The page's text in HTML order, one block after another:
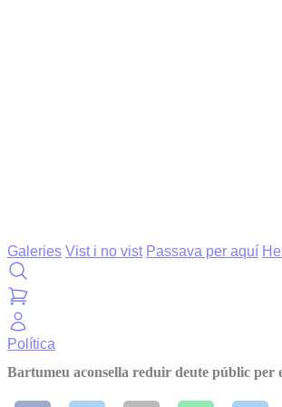
Galeries Vist i no vist Passava per aquí
Política
Bartumeu aconsella reduir deute públic per